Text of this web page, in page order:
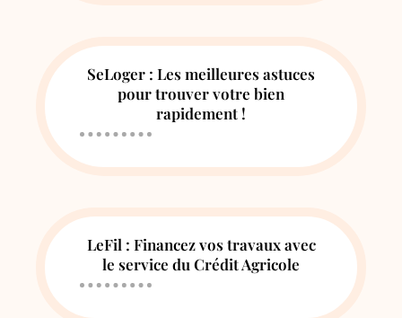
SeLoger : Les meilleures astuces
pour trouver votre bien
rapidement !
LeFil : Financez vos travaux avec
le service du Crédit Agricole